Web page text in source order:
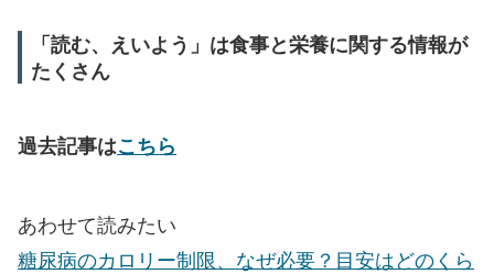
「読む、えいよう」は食事と栄養に関する情報が
たくさん
過去記事はこちら
あわせて読みたい
糖尿病のカロリー制限、なぜ必要？目安はどのくら